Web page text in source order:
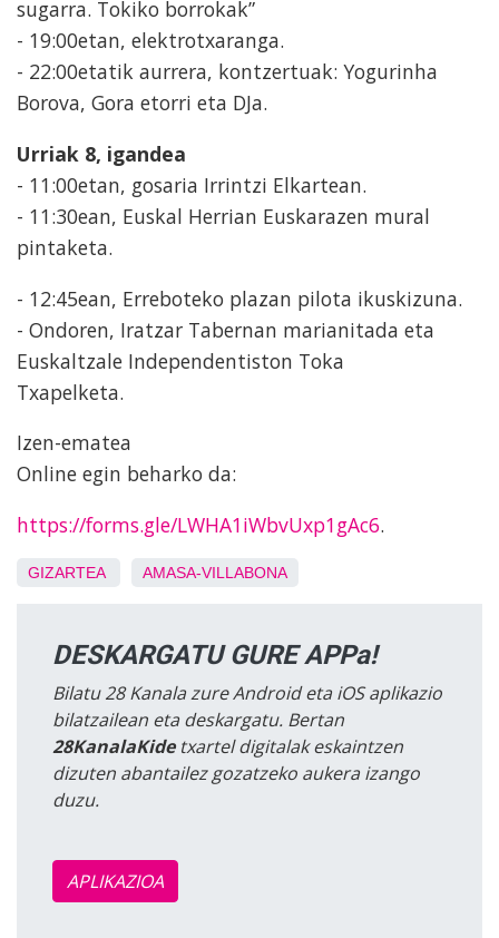
sugarra. Tokiko borrokak”
- 19:00etan, elektrotxaranga.
- 22:00etatik aurrera, kontzertuak: Yogurinha
Borova, Gora etorri eta DJa.
Urriak 8, igandea
- 11:00etan, gosaria Irrintzi Elkartean.
- 11:30ean, Euskal Herrian Euskarazen mural
pintaketa.
- 12:45ean, Erreboteko plazan pilota ikuskizuna.
- Ondoren, Iratzar Tabernan marianitada eta
Euskaltzale Independentiston Toka
Txapelketa.
Izen-ematea
Online egin beharko da:
https://forms.gle/LWHA1iWbvUxp1gAc6.
GIZARTEA AMASA-VILLABONA
DESKARGATU GURE APPa!
Bilatu 28 Kanala zure Android eta iOS aplikazio
bilatzailean eta deskargatu. Bertan
28KanalaKidetxartel digitalak eskaintzen
dizuten abantailez gozatzeko aukera izango
duzu.
APLIKAZIOA